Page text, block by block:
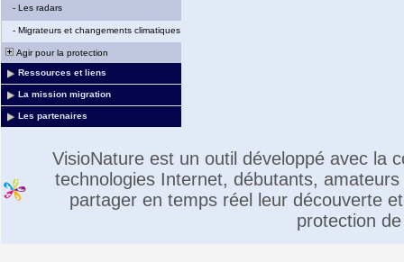
- Les radars
- Migrateurs et changements climatiques
Agir pour la protection
Ressources et liens
La mission migration
Les partenaires
VisioNature est un outil développé avec la
technologies Internet, débutants,
partager en temps réel leur découverte
protection